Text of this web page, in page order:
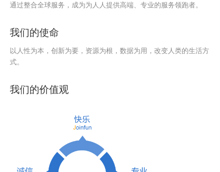
通过整合全球服务，成为为人人提供高端、专业的服务领跑者。
我们的使命
以人性为本，创新为要，资源为根，数据为用，改变人类的生活方
式。
我们的价值观